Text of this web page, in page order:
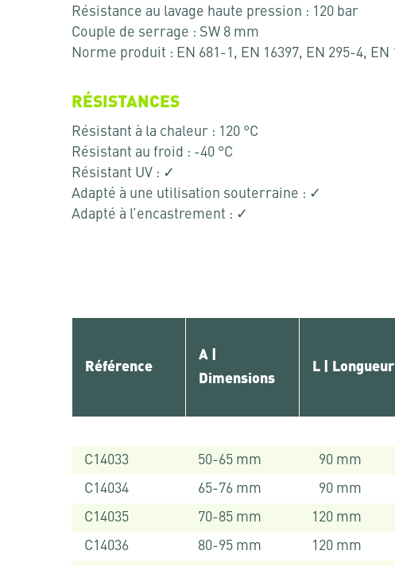
Résistance au lavage haute pression : 120 bar
Couple de serrage : SW 8 mm
Norme produit : EN 681-1, EN 16397, EN 295-4, EN
RÉSISTANCES
Résistant à la chaleur : 120 °C
Résistant au froid : -40 °C
Résistant UV : ✓
Adapté à une utilisation souterraine : ✓
Adapté à l’encastrement : ✓
Référence
A |
Dimensions
L | Longueur
C14033
50-65 mm 90 mm
C14034
65-76 mm 90 mm
C14035
70-85 mm 120 mm
C14036
80-95 mm 120 mm